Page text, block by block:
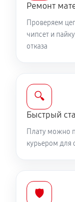
Ремонт
Проверяем
чипсет и
отказа
🔍
Быстрый
Плату можно
курьером для
🛡️